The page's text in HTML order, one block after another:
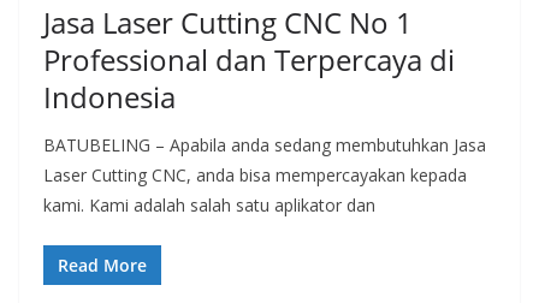
Jasa Laser Cutting CNC No 1
Professional dan Terpercaya di
Indonesia
BATUBELING – Apabila anda sedang membutuhkan Jasa
Laser Cutting CNC, anda bisa mempercayakan kepada
kami. Kami adalah salah satu aplikator dan
Read More